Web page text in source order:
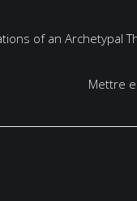
of an Archetypal
Mettre